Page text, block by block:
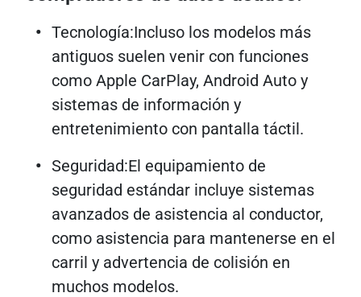
Tecnología:Incluso los modelos más
antiguos suelen venir con funciones
como Apple CarPlay, Android Auto y
sistemas de información y
entretenimiento con pantalla táctil.
Seguridad:El equipamiento de
seguridad estándar incluye sistemas
avanzados de asistencia al conductor,
como asistencia para mantenerse en el
carril y advertencia de colisión en
muchos modelos.